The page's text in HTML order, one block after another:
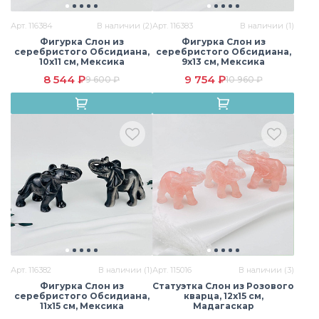
Розовый кварц
(Мадагаскар)
Сардоникс
Арт. 116384 В наличии (2)
Фигурка Слон из
серебристого Обсидиана,
10х11 см, Мексика
8 544 ₽9 600 ₽
Арт. 116383 В наличии (1)
Фигурка Слон из
серебристого Обсидиана,
9х13 см, Мексика
9 754 ₽10 960 ₽
Арт. 116382 В наличии (1)
Фигурка Слон из
серебристого Обсидиана,
11х15 см, Мексика
Арт. 115016 В наличии (3)
Статуэтка Слон из Розового
кварца, 12х15 см,
Мадагаскар